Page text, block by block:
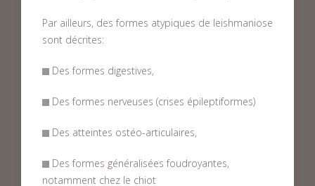
Par ailleurs, des formes atypiques de leishmaniose
sont décrites:
Des formes digestives,
Des formes nerveuses (crises épileptiformes)
Des atteintes ostéo-articulaires,
Des formes généralisées foudroyantes,
notamment chez le chiot